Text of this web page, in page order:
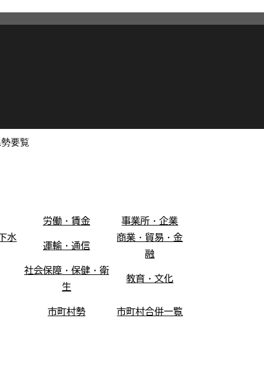
要覧
労働・賃金
事業所・企業
水
運輸・通信
商業・貿易・金
融
社会保障・保健・衛
生
教育・文化
市町村勢 市町村合併一覧